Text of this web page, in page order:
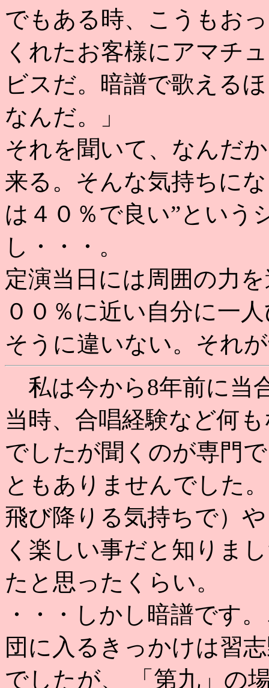
でもある時、こうもお
くれたお客様にアマチ
ビスだ。暗譜で歌える
なんだ。」
それを聞いて、なんだ
来る。そんな気持ちに
は４０％で良い”という
し・・・。
定演当日には周囲の力
００％に近い自分に一
そうに違いない。それ
私は今から8年前に当
当時、合唱経験など何
でしたが聞くのが専門
ともありませんでした
飛び降りる気持ちで）
く楽しい事だと知りま
たと思ったくらい。
・・・しかし暗譜です
団に入るきっかけは習
でしたが、 「第九」の